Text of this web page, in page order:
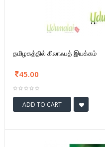
தமிழகத்தில் கிலாஃபத் இயக்கம்
45.00
ADD TO CART